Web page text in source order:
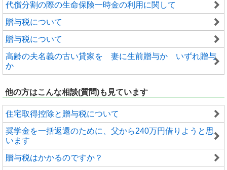
代償分割の際の生命保険一時金の利用に関して
贈与税について
贈与税について
高齢の夫名義の古い貸家を 妻に生前贈与か いずれ贈与
か
他の方はこんな相談(質問)も見ています
住宅取得控除と贈与税について
奨学金を一括返還のために、父から240万円借りようと思
います
贈与税はかかるのですか？